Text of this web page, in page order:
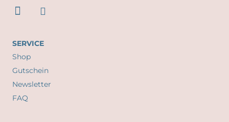
SERVICE
Shop
Gutschein
Newsletter
FAQ